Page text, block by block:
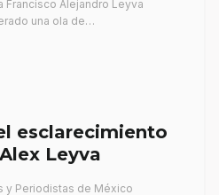
Francisco Alejandro Leyva
una ola de…
esclarecimiento
Leyva
y Periodistas de México